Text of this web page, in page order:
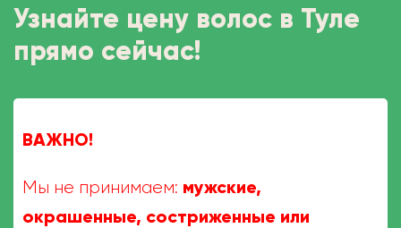
Узнайте цену волос в Туле
прямо сейчас!
ВАЖНО!
Мы не принимаем: мужские,
окрашенные, состриженные или